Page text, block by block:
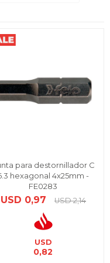
para destornillador C
hexagonal 4x25mm -
FE0283
USD 0,97 USD 2,14
USD
0,82